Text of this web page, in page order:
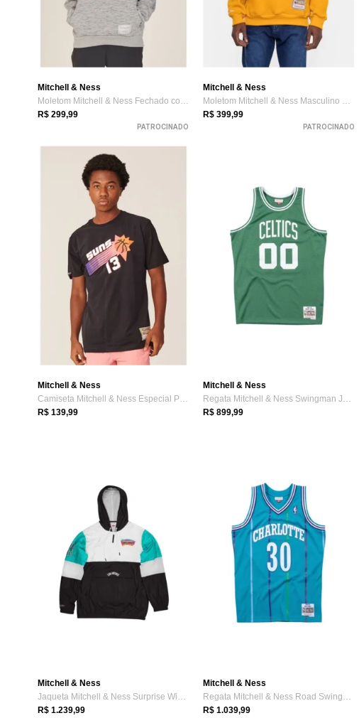
Mitchell & Ness
Moletom Mitchell & Ness Fechado com Capu...
R$ 299,99
PATROCINADO
Mitchell & Ness
Moletom Mitchell & Ness Masculino Chambe...
R$ 399,99
PATROCINADO
Mitchell & Ness
Camiseta Mitchell & Ness Especial Phoeni...
R$ 139,99
Mitchell & Ness
Regata Mitchell & Ness Swingman Jersey B...
R$ 899,99
Mitchell & Ness
Jaqueta Mitchell & Ness Surprise Windbre...
R$ 1.239,99
Mitchell & Ness
Regata Mitchell & Ness Road Swingman Jer...
R$ 1.039,99